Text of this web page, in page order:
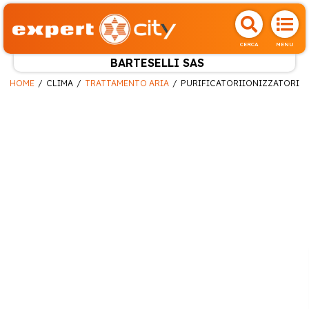
CERCA MENU
BARTESELLI SAS
HOME CLIMA TRATTAMENTO ARIA PURIFICATORIIONIZZATORI